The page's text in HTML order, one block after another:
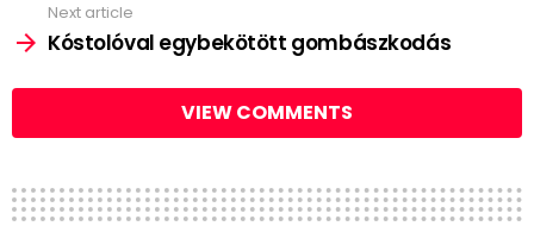
Next article
Kóstolóval egybekötött gombászkodás
VIEW COMMENTS